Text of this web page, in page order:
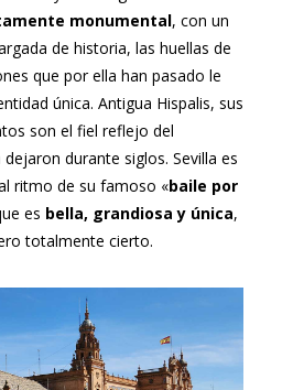
monumental, con un
de historia, las huellas de
que por ella han pasado le
única. Antigua Hispalis, sus
son el fiel reflejo del
durante siglos. Sevilla es
ritmo de su famoso «baile por
es bella, grandiosa y única,
totalmente cierto.